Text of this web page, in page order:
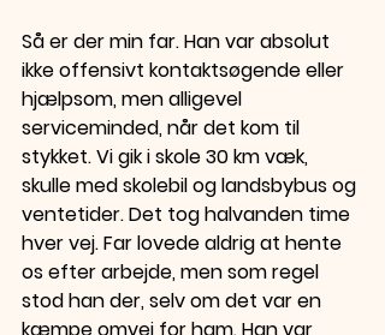
Så er der min far. Han var absolut
ikke offensivt kontaktsøgende eller
hjælpsom, men alligevel
serviceminded, når det kom til
stykket. Vi gik i skole 30 km væk,
skulle med skolebil og landsbybus og
ventetider. Det tog halvanden time
hver vej. Far lovede aldrig at hente
os efter arbejde, men som regel
stod han der, selv om det var en